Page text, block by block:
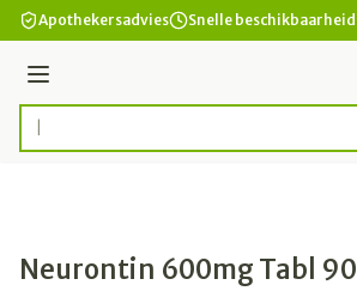
Ga naar de inhoud
Apothekersadvies Snelle beschikbaarheid
Menu
Product, merk, categorie...
Neurontin 600mg Tabl 90